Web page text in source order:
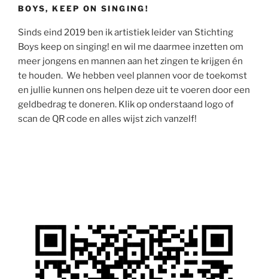
BOYS, KEEP ON SINGING!
Sinds eind 2019 ben ik artistiek leider van Stichting
Boys keep on singing! en wil me daarmee inzetten om
meer jongens en mannen aan het zingen te krijgen én
te houden. We hebben veel plannen voor de toekomst
en jullie kunnen ons helpen deze uit te voeren door een
geldbedrag te doneren. Klik op onderstaand logo of
scan de QR code en alles wijst zich vanzelf!